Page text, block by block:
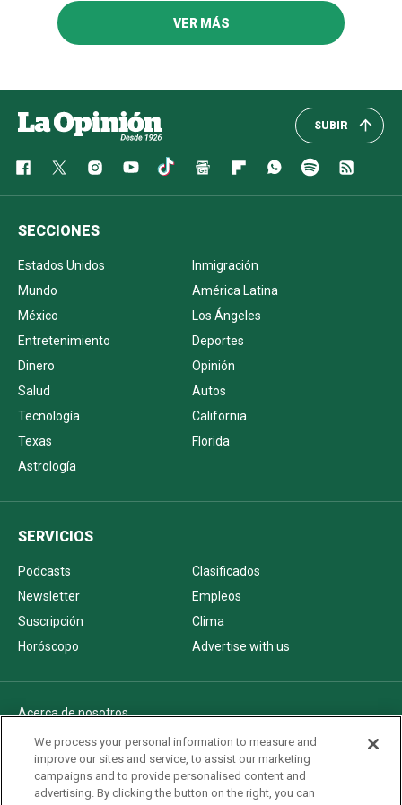
VER MÁS
SUBIR
SECCIONES
Estados Unidos
Inmigración
Mundo
América Latina
México
Los Ángeles
Entretenimiento
Deportes
Dinero
Opinión
Salud
Autos
Tecnología
California
Texas
Florida
Astrología
SERVICIOS
Podcasts
Clasificados
Newsletter
Empleos
Suscripción
Clima
Horóscopo
Advertise with us
Acerca de nosotros
Politica de privacidad
Pautas Editoriales
AdChoices
We process your personal information to measure and
improve our sites and service, to assist our marketing
campaigns and to provide personalised content and
advertising. By clicking the button on the right, you can